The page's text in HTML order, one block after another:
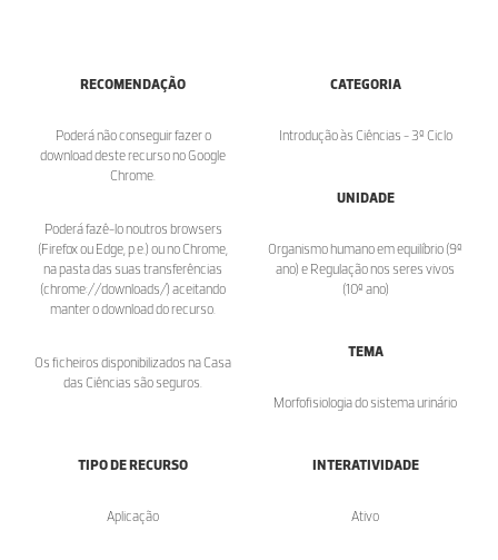
RECOMENDAÇÃO
Poderá não conseguir fazer o
download deste recurso no Google
Chrome.
Poderá fazê-lo noutros browsers
(Firefox ou Edge, p.e.) ou no Chrome,
na pasta das suas transferências
(chrome://downloads/) aceitando
manter o download do recurso.
Os ficheiros disponibilizados na Casa
das Ciências são seguros.
CATEGORIA
Introdução às Ciências - 3º Ciclo
UNIDADE
Organismo humano em equilíbrio (9º
ano) e Regulação nos seres vivos
(10º ano)
TEMA
Morfofisiologia do sistema urinário
TIPO DE RECURSO
Aplicação
INTERATIVIDADE
Ativo